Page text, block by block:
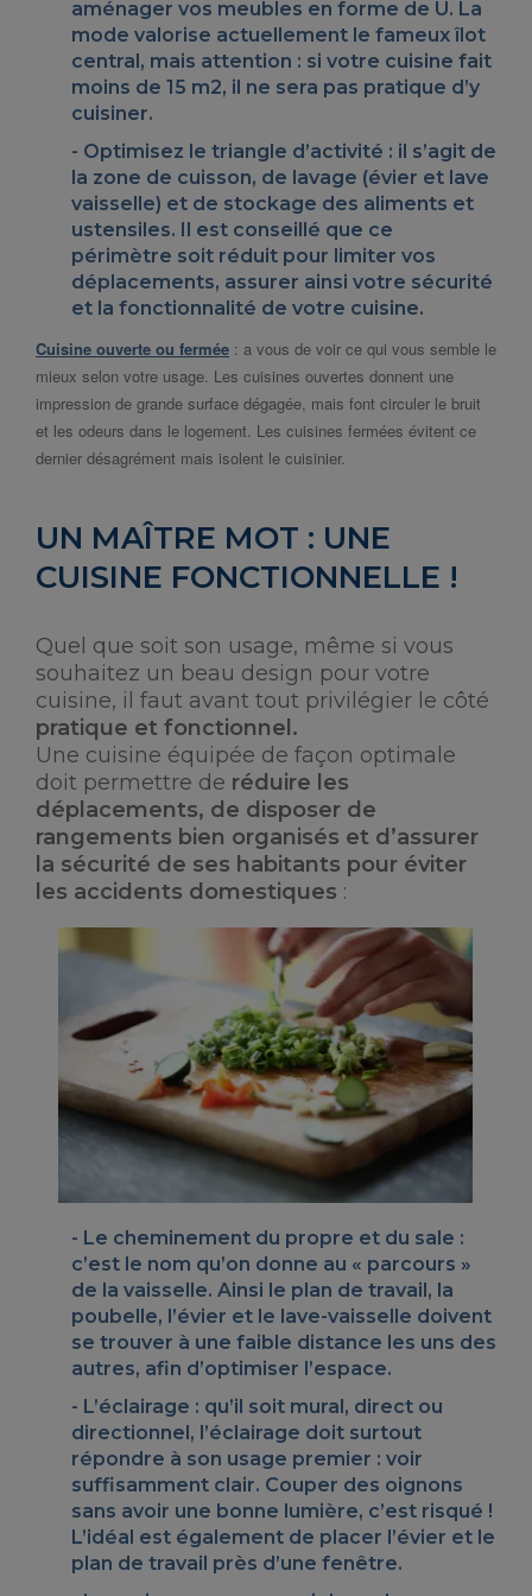
aménager vos meubles en forme de U. La
mode valorise actuellement le fameux îlot
central, mais attention : si votre cuisine fait
moins de 15 m2, il ne sera pas pratique d’y
cuisiner.
Optimisez le triangle d’activité : il s’agit de
la zone de cuisson, de lavage (évier et lave
vaisselle) et de stockage des aliments et
ustensiles. Il est conseillé que ce
périmètre soit réduit pour limiter vos
déplacements, assurer ainsi votre sécurité
et la fonctionnalité de votre cuisine.
Cuisine ouverte ou fermée : a vous de voir ce qui vous semble le
mieux selon votre usage. Les cuisines ouvertes donnent une
impression de grande surface dégagée, mais font circuler le bruit
et les odeurs dans le logement. Les cuisines fermées évitent ce
dernier désagrément mais isolent le cuisinier.
UN MAÎTRE MOT : UNE
CUISINE FONCTIONNELLE !
Quel que soit son usage, même si vous
souhaitez un beau design pour votre
cuisine, il faut avant tout privilégier le côté
pratique et fonctionnel.
Une cuisine équipée de façon optimale
doit permettre de réduire les
déplacements, de disposer de
rangements bien organisés et d’assurer
la sécurité de ses habitants pour éviter
les accidents domestiques :
Le cheminement du propre et du sale :
c’est le nom qu’on donne au « parcours »
de la vaisselle. Ainsi le plan de travail, la
poubelle, l’évier et le lave-vaisselle doivent
se trouver à une faible distance les uns des
autres, afin d’optimiser l’espace.
L’éclairage : qu’il soit mural, direct ou
directionnel, l’éclairage doit surtout
répondre à son usage premier : voir
suffisamment clair. Couper des oignons
sans avoir une bonne lumière, c’est risqué !
L’idéal est également de placer l’évier et le
plan de travail près d’une fenêtre.